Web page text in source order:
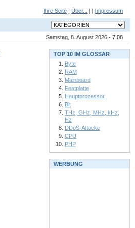
Ihre Seite | Über... | | Impressum
Samstag, 8. August 2026 - 7:08
TOP 10 IM GLOSSAR
Byte
RAM
Mainboard
Festplatte
Hauptprozessor
Bit
THz, GHz, MHz, kHz,
Hz
DDoS-Attacke
CPU
PHP
WERBUNG